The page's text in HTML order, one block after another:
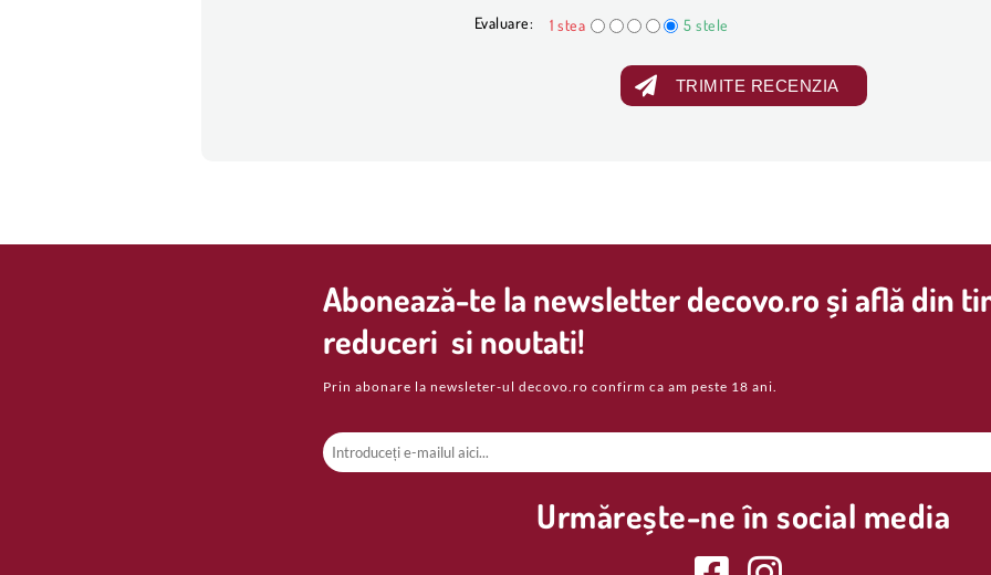
Evaluare: 1 stea 5 stele
TRIMITE RECENZIA
Abonează-te la newsletter decovo.ro și află din
reduceri si noutati!
Prin abonare la newsleter-ul decovo.ro confirm ca am peste 18 ani.
Urmărește-ne în social media